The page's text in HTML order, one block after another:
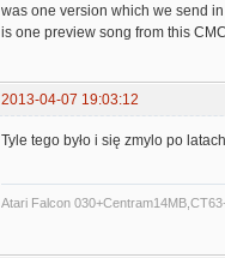
was one version which we send
is one preview song from this
2013-04-07 19:03:12
Tyle tego było i się zmylo po
Atari Falcon